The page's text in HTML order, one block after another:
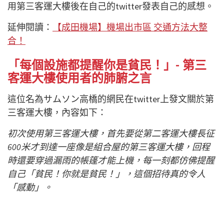
用第三客運大樓後在自己的twitter發表自己的感想。
延伸閱讀：
【成田機場】機場出市區 交通方法大整
合！
「每個設施都提醒你是貧民！」- 第三
客運大樓使用者的肺腑之言
這位名為サムソン高橋的網民在twitter上發文關於第
三客運大樓，內容如下：
初次使用第三客運大樓，首先要從第二客運大樓長征
600米才到達一座像是組合屋的第三客運大樓，回程
時還要穿過漏雨的帳篷才能上機，每一刻都仿佛提醒
自己「貧民！你就是貧民！」，這個招待真的令人
「感動」。